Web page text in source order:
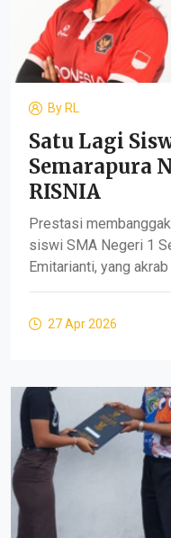
By RL
Satu Lagi
Semarapura
RISNIA
Prestasi
siswi SMA Negeri 1
Emitarianti, yang
27 Apr 2026